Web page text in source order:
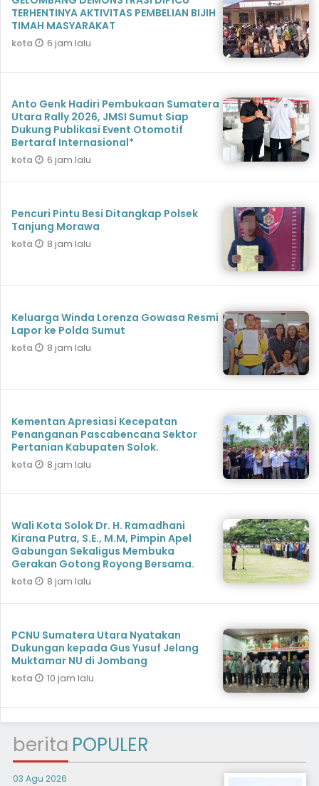
TERHENTINYA AKTIVITAS PEMBELIAN BIJIH
TIMAH MASYARAKAT
kota 6 jam lalu
Anto Genk Hadiri Pembukaan Sumatera
Utara Rally 2026, JMSI Sumut Siap
Dukung Publikasi Event Otomotif
Bertaraf Internasional*
kota 6 jam lalu
Pencuri Pintu Besi Ditangkap Polsek
Tanjung Morawa
kota 8 jam lalu
Keluarga Winda Lorenza Gowasa Resmi
Lapor ke Polda Sumut
kota 8 jam lalu
Kementan Apresiasi Kecepatan
Penanganan Pascabencana Sektor
Pertanian Kabupaten Solok.
kota 8 jam lalu
Wali Kota Solok Dr. H. Ramadhani
Kirana Putra, S.E., M.M, Pimpin Apel
Gabungan Sekaligus Membuka
Gerakan Gotong Royong Bersama.
kota 8 jam lalu
PCNU Sumatera Utara Nyatakan
Dukungan kepada Gus Yusuf Jelang
Muktamar NU di Jombang
kota 10 jam lalu
berita POPULER
03 Agu 2026